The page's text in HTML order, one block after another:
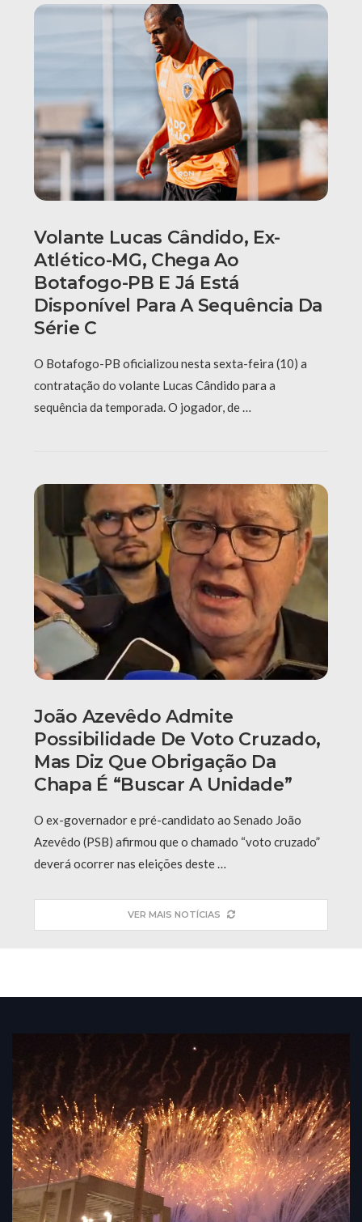
Volante Lucas Cândido, Ex-
Atlético-MG, Chega Ao
Botafogo-PB E Já Está
Disponível Para A Sequência Da
Série C
O Botafogo-PB oficializou nesta sexta-feira (10) a
contratação do volante Lucas Cândido para a
sequência da temporada. O jogador, de …
João Azevêdo Admite
Possibilidade De Voto Cruzado,
Mas Diz Que Obrigação Da
Chapa É “buscar A Unidade”
O ex-governador e pré-candidato ao Senado João
Azevêdo (PSB) afirmou que o chamado “voto cruzado”
deverá ocorrer nas eleições deste …
VER MAIS NOTÍCIAS